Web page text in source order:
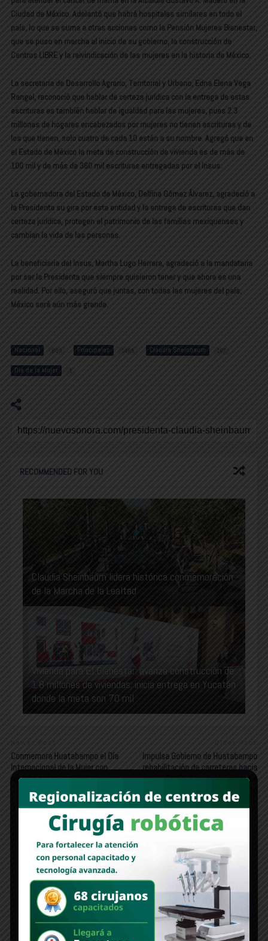
Ciudad de México. Adelantó que habrá hospitales similares en todo el
país, lo que se suma a otras acciones como la Pensión Mujeres Bienestar,
que se puso en marcha al inicio de su gobierno, la construcción de
Centros LIBRE y la reivindicación de las mujeres en la historia de México.
La secretaria de Desarrollo Agrario, Territorial y Urbano, Edna Elena Vega
Rangel, reconoció que hablar de certeza jurídica con la entrega de estas
escrituras es también hablar de igualdad para las mujeres, pues 2.3
millones de hogares encabezados por mujeres no tienen escrituras y de
los que tienen, solo cuatro de cada 10 están a su nombre. Agregó que en
el Estado de México la meta de construcción de vivienda es de más de
100 mil y de más de 360 mil escrituras entregadas por el Insus.
La gobernadora del Estado de México, Delfina Gómez Álvarez, agradeció a
la Presidenta su gira por esta entidad y la entrega de escrituras que dan
certeza jurídica, protegen el patrimonio de las familias mexiquenses y
cambian la vida de las personas.
La beneficiaria del Insus, Martha Lugo Herrera, agradeció a la mandataria
por ser la Presidenta que siempre quisieron tener y que ahora es una
realidad. Por ello, aseguró que juntas, con todas las mujeres del país,
México será aún más grande.
Nacional 803 Principales 1485 Claudia Sheinbaum 267
Día de la Mujer 1
RECOMMENDED FOR YOU
Claudia Sheinbaum lidera histórica conmemoración
de la Marcha de la Lealtad
Vivienda para El Bienestar: avanza construcción de
1.8 millones de viviendas; inicia entrega en Yucatán
donde la meta son 70 mil
Newer Post
Conmemora Huatabampo el Día
Internacional de la Mujer con
marcha por la igualdad
Older Post
Impulsa Gobierno de Huatabampo
rehabilitación de carreteras hacia
Torocoba y de Moroncárit a
Huatabampito
Edición 1312